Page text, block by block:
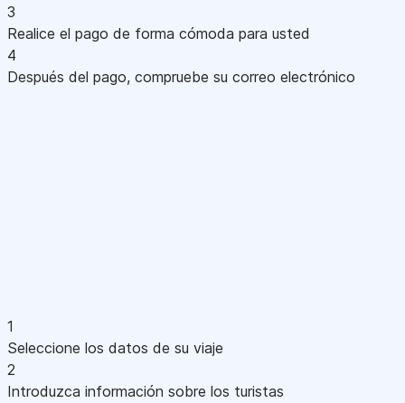
3
Realice el pago de forma cómoda para usted
4
Después del pago, compruebe su correo electrónico
1
Seleccione los datos de su viaje
2
Introduzca información sobre los turistas